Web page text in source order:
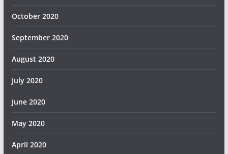
October 2020
September 2020
August 2020
July 2020
June 2020
May 2020
April 2020